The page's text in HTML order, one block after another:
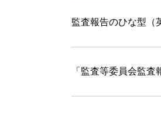
監査報告のひな型（
「監査等委員会監査